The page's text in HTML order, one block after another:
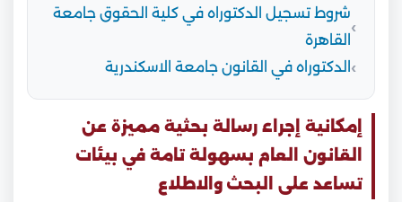
شروط تسجيل الدكتوراه في كلية الحقوق جامعة
القاهرة
الدكتوراه في القانون جامعة الاسكندرية
إمكانية إجراء رسالة بحثية مميزة عن
القانون العام بسهولة تامة في بيئات
تساعد على البحث والاطلاع